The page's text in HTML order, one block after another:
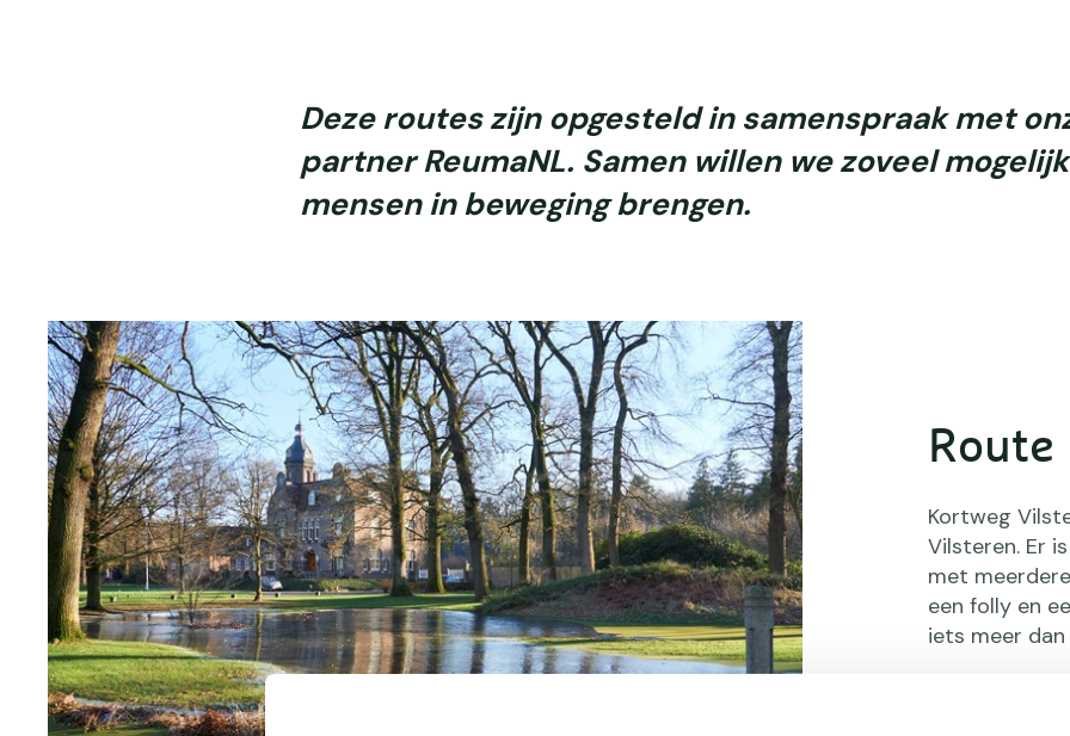
Deze routes zijn opgesteld in samenspraak met
partner ReumaNL. Samen willen we zoveel mogelijk
mensen in beweging brengen.
Kortweg
Vilsteren. Er
met
een folly en
iets meer